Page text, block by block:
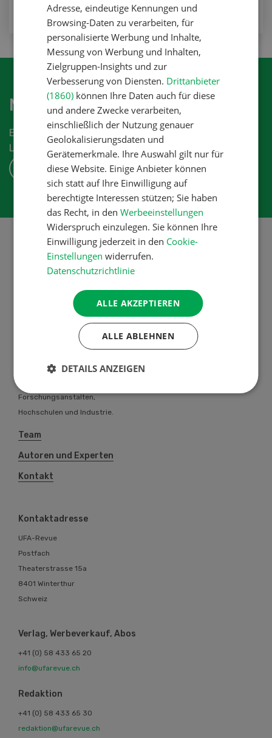
Newsletter abonnieren
Erhalten Sie die aktuellen News aus der
Landwirtschaftsbranche.
ABONNIEREN
Über uns
Die UFA-Revue bietet allen
Schweizer Landwirtinnen und
Landwirten individuelle berufliche
Problemlösungen an. Das UFA-
Revue Team steht in engem
Kontakt mit einer Vielzahl von
Forschungsanstalten,
Hochschulen und Industrie.
Team
Autoren und Experten
Kontakt
Kontaktadresse
UFA-Revue
Postfach
Theaterstrasse 15a
8401 Winterthur
Schweiz
Verlag, Werbeverkauf, Abos
+41 (0) 58 433 65 20
info@ufarevue.ch
Redaktion
+41 (0) 58 433 65 30
redaktion@ufarevue.ch
Adresse, eindeutige Kennungen und
Browsing-Daten zu verarbeiten, für
personalisierte Werbung und Inhalte,
Messung von Werbung und Inhalten,
Zielgruppen-Insights und zur
Verbesserung von Diensten. Drittanbieter
(1860) können Ihre Daten auch für diese
und andere Zwecke verarbeiten,
einschließlich der Nutzung genauer
Geolokalisierungsdaten und
Gerätemerkmale. Ihre Auswahl gilt nur für
diese Website. Einige Anbieter können
sich statt auf Ihre Einwilligung auf
berechtigte Interessen stützen; Sie haben
das Recht, in denWerbeeinstellungen
Widerspruch einzulegen. Sie können Ihre
Einwilligung jederzeit in den Cookie-
Einstellungen widerrufen.
Datenschutzrichtlinie
ALLE AKZEPTIEREN
ALLE ABLEHNEN
DETAILS ANZEIGEN